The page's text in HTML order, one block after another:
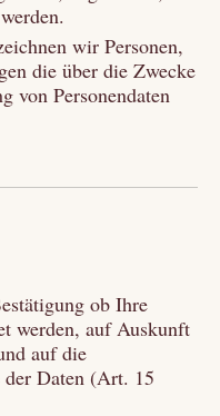
wir Personen,
die über die Zwecke
von Personendaten
ob Ihre
werden, auf Auskunft
auf die
Daten (Art. 15